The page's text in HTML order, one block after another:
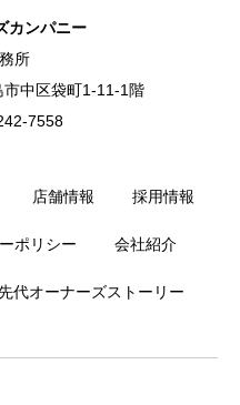
カンパニー
所
中区袋町1-11-1階
7558
店舗情報 採用情報
ポリシー 会社紹介
代オーナーズストーリー